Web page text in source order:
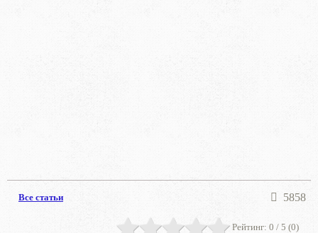
Все статьи 5858
Рейтинг: 0 / 5 (0)